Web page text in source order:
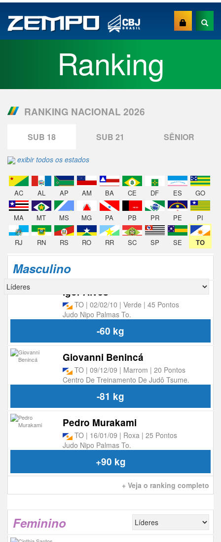
Ranking
RANKING NACIONAL 2026
SUB 18 SUB 21 SÊNIOR
exibir todos os estados
AC AL AP AM BA CE DF ES GO
MA MT MS MG PA PB PR PE PI
RJ RN RS RO RR SC SP SE TO
Masculino
Igor Alves
TO | 02/02/10 | Verde | 45 Pontos
Judo Nipo Palmas To.
-60 kg
Giovanni Benincá
TO | 09/12/09 | Marrom | 20 Pontos
Centro De Treinamento De Judô Tsume.
-81 kg
Pedro Murakami
TO | 16/01/09 | Roxa | 25 Pontos
Judo Nipo Palmas To.
+90 kg
+ Veja o ranking completo
Feminino